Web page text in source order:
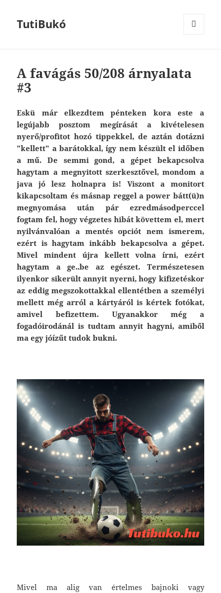
TutiBukó
A favágás 50/208 árnyalata
#3
Eskü már elkezdtem pénteken kora este a
legújabb posztom megírását a kivételesen
nyerő/profitot hozó tippekkel, de aztán dotázni
"kellett" a barátokkal, így nem készült el időben
a mű. De semmi gond, a gépet bekapcsolva
hagytam a megnyitott szerkesztővel, mondom a
java jó lesz holnapra is! Viszont a monitort
kikapcsoltam és másnap reggel a power bátt(ü)n
megnyomása után pár ezredmásodperccel
fogtam fel, hogy végzetes hibát követtem el, mert
nyilvánvalóan a mentés opciót nem ismerem,
ezért is hagytam inkább bekapcsolva a gépet.
Mivel mindent újra kellett volna írni, ezért
hagytam a ge..be az egészet. Természetesen
ilyenkor sikerült annyit nyerni, hogy kifizetéskor
az eddig megszokottakkal ellentétben a személyi
mellett még arról a kártyáról is kértek fotókat,
amivel befizettem. Ugyanakkor még a
fogadóirodánál is tudtam annyit hagyni, amiből
ma egy jóízűt tudok bukni.
Mivel ma alig van értelmes bajnoki vagy